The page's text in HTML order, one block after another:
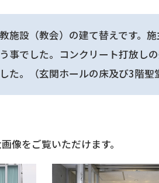
施設（教会）の建て替えです。
事でした。コンクリート打放し
た。（玄関ホールの床及び3階聖
像をご覧いただけます。